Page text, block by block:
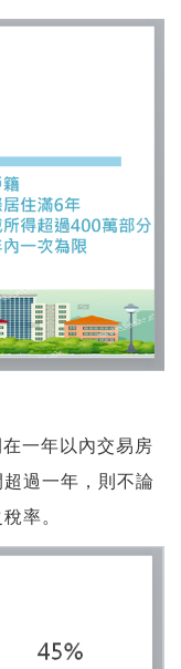
一年以內交易房
過一年，則不論
率。